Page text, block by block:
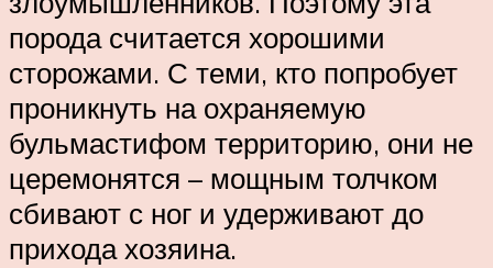
порода считается хорошими
сторожами. С теми, кто попробует
проникнуть на охраняемую
бульмастифом территорию, они не
церемонятся – мощным толчком
сбивают с ног и удерживают до
прихода хозяина.